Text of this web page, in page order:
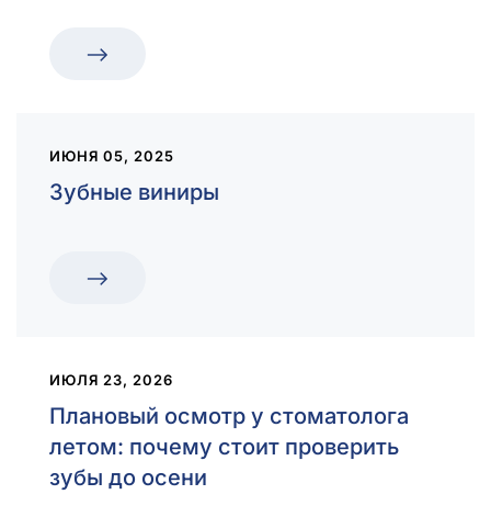
ИЮНЯ 05, 2025
Зубные виниры
ИЮЛЯ 23, 2026
Плановый осмотр у стоматолога
летом: почему стоит проверить
зубы до осени